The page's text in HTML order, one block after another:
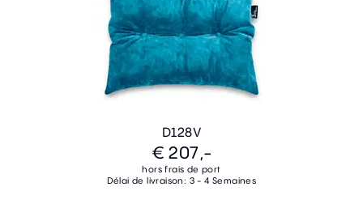
D128V
€ 207,-
hors frais de port
Délai de livraison: 3 - 4 Semaines